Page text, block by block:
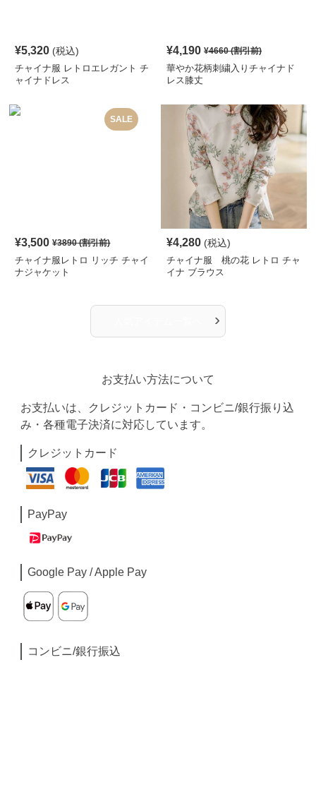
¥5,320 (税込)
チャイナ服 レトロエレガント チ
ャイナドレス
¥4,190 ¥4660(割引前)
華やか花柄刺繍入りチャイナド
レス膝丈
SALE
¥3,500 ¥3890(割引前)
チャイナ服レトロ リッチ チャイ
ナジャケット
¥4,280 (税込)
チャイナ服 桃の花 レトロ チャ
イナ ブラウス
›
お支払い方法について
お支払いは、クレジットカード・コンビニ/銀行振り込
み・各種電子決済に対応しています。
クレジットカード
PayPay
Google Pay / Apple Pay
コンビニ/銀行振込